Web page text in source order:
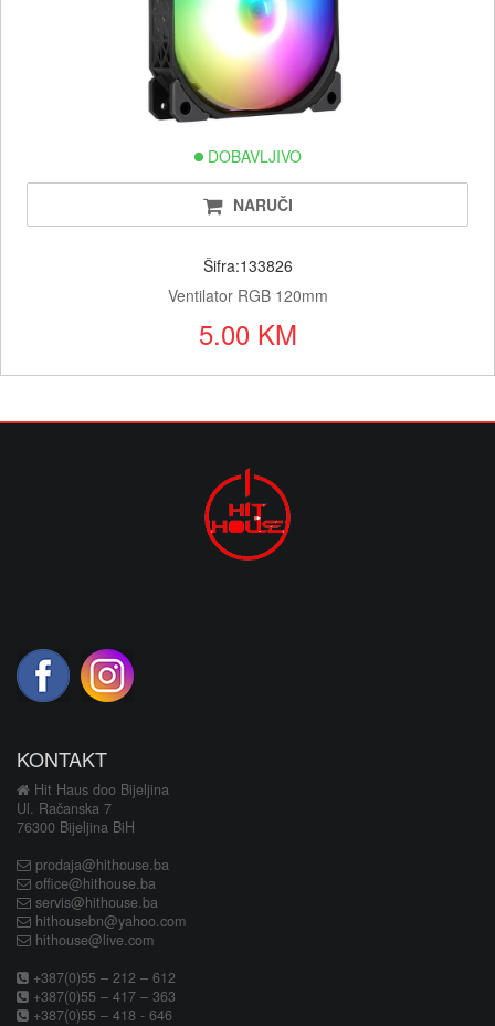
DOBAVLJIVO
NARUČI
Šifra:133826
Ventilator RGB 120mm
5.00 KM
KONTAKT
Hit Haus doo Bijeljina
Ul. Račanska 7
76300 Bijeljina BiH
prodaja@hithouse.ba
office@hithouse.ba
servis@hithouse.ba
hithousebn@yahoo.com
hithouse@live.com
+387(0)55 – 212 – 612
+387(0)55 – 417 – 363
+387(0)55 – 418 - 646